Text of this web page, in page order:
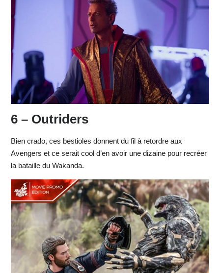
6 – Outriders
Bien crado, ces bestioles donnent du fil à retordre aux
Avengers et ce serait cool d’en avoir une dizaine pour recréer
la bataille du Wakanda.